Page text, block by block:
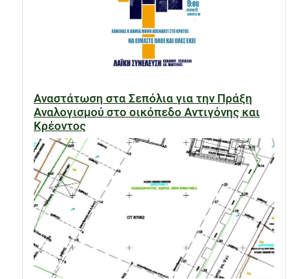
Αναστάτωση στα Σεπόλια για την Πράξη
Αναλογισμού στο οικόπεδο Αντιγόνης και
Κρέοντος